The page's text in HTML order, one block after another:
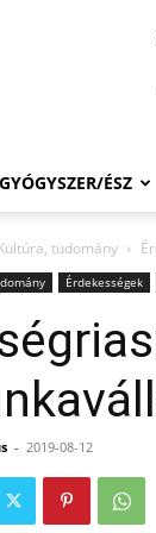
GYÓGYSZER/ÉSZ
tudomány
Érdekességek
- 2019-08-12